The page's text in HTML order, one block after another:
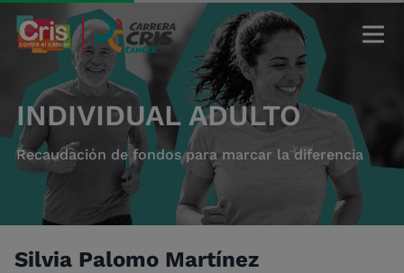
INDIVIDUAL ADULTO
Recaudación de fondos para marcar la diferencia
Silvia Palomo Martínez